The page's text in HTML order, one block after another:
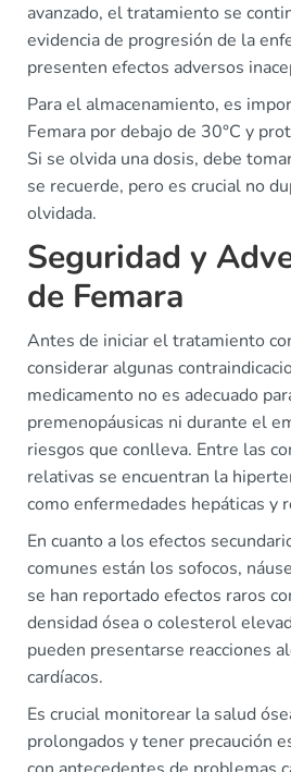
avanzado, el tratamiento se
evidencia de progresión de la
presenten efectos adversos
Para el almacenamiento, es
Femara por debajo de 30°C y
Si se olvida una dosis, debe
se recuerde, pero es crucial no
olvidada.
Seguridad y
de Femara
Antes de iniciar el tratamiento
considerar algunas
medicamento no es adecuado
premenopáusicas ni durante el
riesgos que conlleva. Entre las
relativas se encuentran la
como enfermedades hepáticas y
En cuanto a los efectos
comunes están los sofocos,
se han reportado efectos raros
densidad ósea o colesterol
pueden presentarse reacciones
cardíacos.
Es crucial monitorear la salud
prolongados y tener precaución